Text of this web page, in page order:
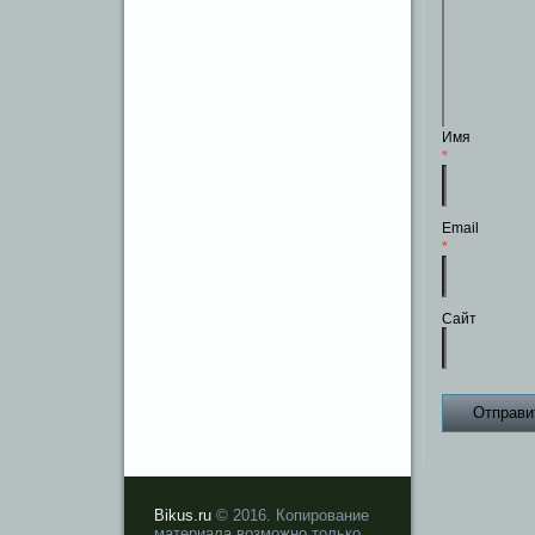
Имя
*
Email
*
Сайт
Bikus.ru © 2016. Копирование